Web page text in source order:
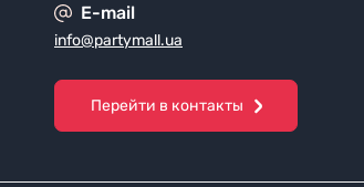
E-mail
info@partymall.ua
Перейти в контакты